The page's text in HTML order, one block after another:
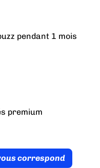
pendant 1 mois
premium
correspond